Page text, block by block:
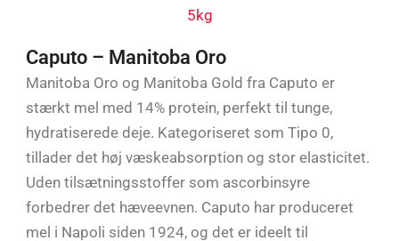
Caputo – Manitoba Oro
Manitoba Oro og Manitoba Gold fra Caputo er
stærkt mel med 14% protein, perfekt til tunge,
hydratiserede deje. Kategoriseret som Tipo 0,
tillader det høj væskeabsorption og stor elasticitet.
Uden tilsætningsstoffer som ascorbinsyre
forbedrer det hæveevnen. Caputo har produceret
mel i Napoli siden 1924, og det er ideelt til